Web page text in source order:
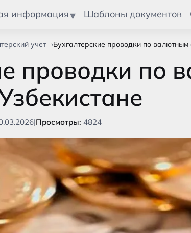
информация Шаблоны документов
учет Бухгалтерские проводки по
проводки по
|Просмотры: 4824